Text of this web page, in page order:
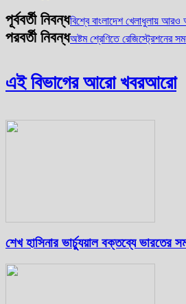
পূর্ববর্তী নিবন্ধবিশ্বে বাংলাদেশ খেলাধুলায়
পরবর্তী নিবন্ধঅষ্টম শ্রেণিতে রেজিস্ট্রেশনের
এই বিভাগের আরো খবরআরো
শেখ হাসিনার ভার্চ্যুয়াল বক্তব্যে ভারতের